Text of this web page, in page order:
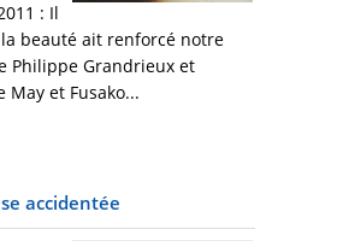
: Il
beauté ait renforcé notre
Philippe Grandrieux et
May et Fusako...
accidentée